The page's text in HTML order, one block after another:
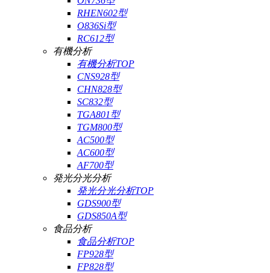
RHEN602型
O836Si型
RC612型
有機分析
有機分析TOP
CNS928型
CHN828型
SC832型
TGA801型
TGM800型
AC500型
AC600型
AF700型
発光分光分析
発光分光分析TOP
GDS900型
GDS850A型
食品分析
食品分析TOP
FP928型
FP828型